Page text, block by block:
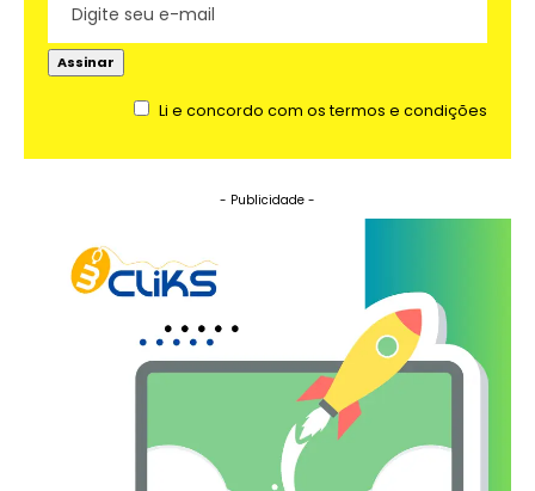
Li e concordo com os termos e condições
- Publicidade -